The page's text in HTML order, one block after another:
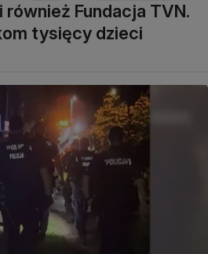
Fundacja TVN.
tysięcy dzieci